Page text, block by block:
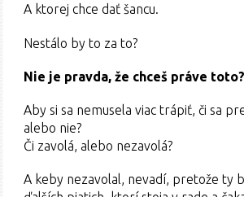
A ktorej chce dať šancu.
Nestálo by to za to?
Nie je pravda, že chceš práve toto?
Aby si sa nemusela viac trápiť, či sa
alebo nie?
Či zavolá, alebo nezavolá?
A keby nezavolal, nevadí, pretože ty